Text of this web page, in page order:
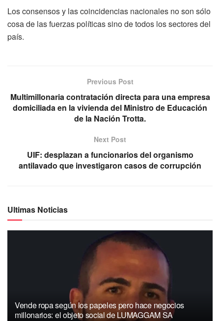
Los consensos y las coincidencias nacionales no son sólo
cosa de las fuerzas políticas sino de todos los sectores del
país.
Previous Post
Multimillonaria contratación directa para una empresa
domiciliada en la vivienda del Ministro de Educación
de la Nación Trotta.
Next Post
UIF: desplazan a funcionarios del organismo
antilavado que investigaron casos de corrupción
Ultimas Noticias
Vende ropa según los papeles pero hace negocios
millonarios: el objeto social de LUMAGGAM SA